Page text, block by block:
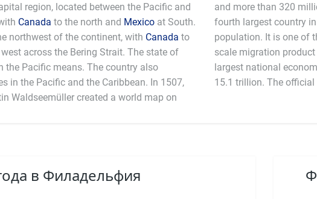
region, located between the Pacific and
Canada to the north and Mexico at South.
northwest of the continent, with Canada to
across the Bering Strait. The state of
the Pacific means. The country also
Pacific and the Caribbean. In 1507,
Waldseemüller created a world map on
and more than 320
fourth largest country
population. It is one of
scale migration
in the world, with an estimated GDP in 2011 $
15.1 trillion.
в Филадельфия